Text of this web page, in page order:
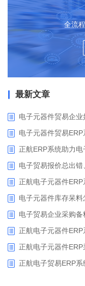
全流
最新文章
正航ERP系统助力
电子贸易报价总出
正航电子元器件
电子元器件库存呆料
电子贸易企业采购
正航电子元器件
正航电子元器件
正航电子贸易ERP